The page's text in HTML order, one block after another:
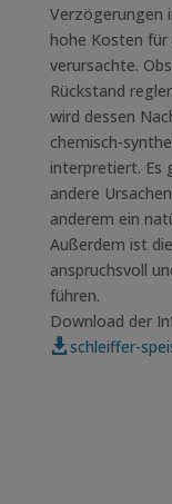
Verzögerungen
hohe Kosten
verursachte.
Rückstand
wird dessen
chemisch-
interpretiert. Es
andere
anderem ein
Außerdem ist
anspruchsvoll
führen.
Download der
schleiffer-